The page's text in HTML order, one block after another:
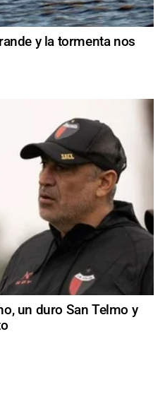
y la tormenta nos
un duro San Telmo y